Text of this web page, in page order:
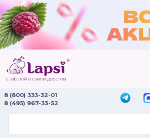
8 (800) 333-32-01
8 (495) 967-33-52